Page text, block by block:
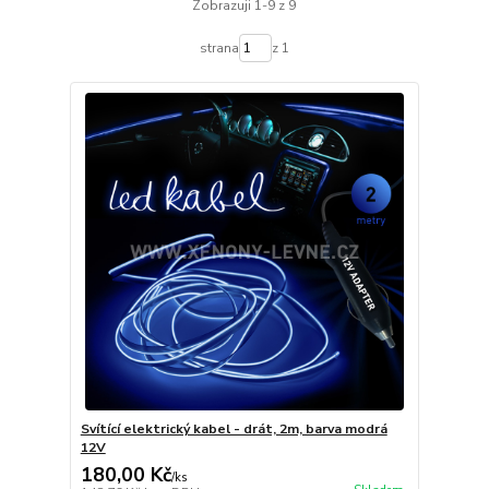
Zobrazuji 1-9 z 9
strana z 1
Svítící elektrický kabel - drát, 2m, barva modrá
12V
180,00 Kč/ks